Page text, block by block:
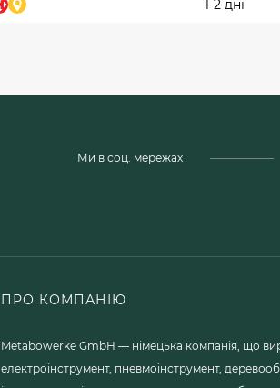
1-2 дні
Ми в соц. мережах
ПРО КОМПАНІЮ
Metabowerke GmbH — німецька компанія, що
електроінструмент, пневмоінструмент,